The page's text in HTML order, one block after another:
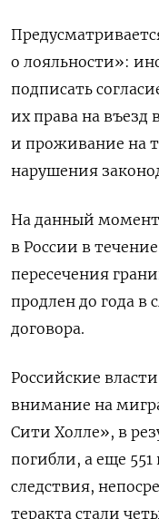
о лояльности»:
подписать
их права на въезд
и проживание на
нарушения
На данный
в России в
пересечения
продлен до года в
договора.
Российские
внимание на
Сити Холле», в
погибли, а еще
следствия,
теракта стали